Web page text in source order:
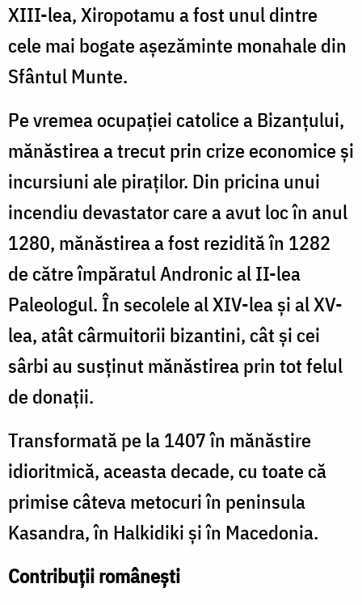
XIII-lea, Xiropotamu a fost unul dintre
cele mai bogate aşezăminte monahale din
Sfântul Munte.
Pe vremea ocupaţiei catolice a Bizanţului,
mănăstirea a trecut prin crize economice şi
incursiuni ale piraţilor. Din pricina unui
incendiu devastator care a avut loc în anul
1280, mănăstirea a fost rezidită în 1282
de către împăratul Andronic al II-lea
Paleologul. În secolele al XIV-lea şi al XV-
lea, atât cârmuitorii bizantini, cât şi cei
sârbi au susţinut mănăstirea prin tot felul
de donaţii.
Transformată pe la 1407 în mănăstire
idioritmică, aceasta decade, cu toate că
primise câteva metocuri în peninsula
Kasandra, în Halkidiki şi în Macedonia.
Contribuţii româneşti